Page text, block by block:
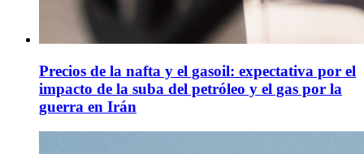
Precios de la nafta y el gasoil: expectativa por el
impacto de la suba del petróleo y el gas por la
guerra en Irán